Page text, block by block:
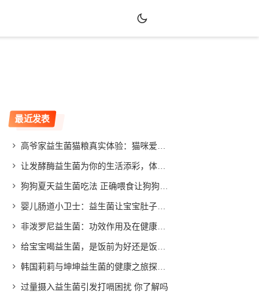
最近发表
高爷家益生菌猫粮真实体验：猫咪爱吃吗？效果如何？
让发酵酶益生菌为你的生活添彩，体验不同寻常的改善效果
狗狗夏天益生菌吃法 正确喂食让狗狗健康度夏
婴儿肠道小卫士：益生菌让宝宝肚子舒畅，家长放心
非泼罗尼益生菌：功效作用及在健康领域的应用与发展
给宝宝喝益生菌，是饭前为好还是饭后更合适？专家给你答案
韩国莉莉与坤坤益生菌的健康之旅探索与分享
过量摄入益生菌引发打嗝困扰 你了解吗